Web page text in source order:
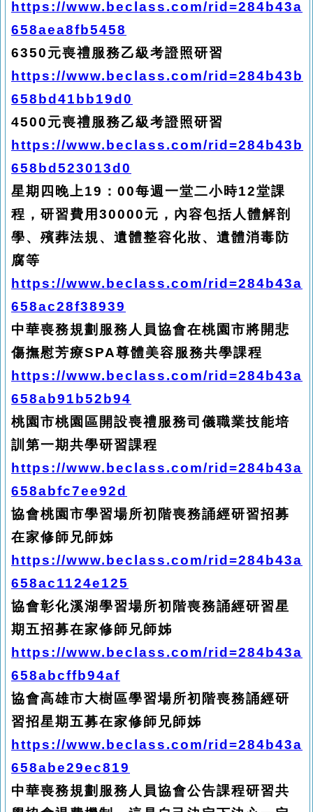
https://www.beclass.com/rid=284b43a
658aea8fb5458
6350元喪禮服務乙級考證照研習
https://www.beclass.com/rid=284b43b
658bd41bb19d0
4500元喪禮服務乙級考證照研習
https://www.beclass.com/rid=284b43b
658bd523013d0
星期四晚上19：00每週一堂二小時12堂課
程，研習費用30000元，內容包括人體解剖
學、殯葬法規、遺體整容化妝、遺體消毒防
腐等
https://www.beclass.com/rid=284b43a
658ac28f38939
中華喪務規劃服務人員協會在桃園市將開悲
傷撫慰芳療SPA尊體美容服務共學課程
https://www.beclass.com/rid=284b43a
658ab91b52b94
桃園市桃園區開設喪禮服務司儀職業技能培
訓第一期共學研習課程
https://www.beclass.com/rid=284b43a
658abfc7ee92d
協會桃園市學習場所初階喪務誦經研習招募
在家修師兄師姊
https://www.beclass.com/rid=284b43a
658ac1124e125
協會彰化溪湖學習場所初階喪務誦經研習星
期五招募在家修師兄師姊
https://www.beclass.com/rid=284b43a
658abcffb94af
協會高雄市大樹區學習場所初階喪務誦經研
習招星期五募在家修師兄師姊
https://www.beclass.com/rid=284b43a
658abe29ec819
中華喪務規劃服務人員協會公告課程研習共